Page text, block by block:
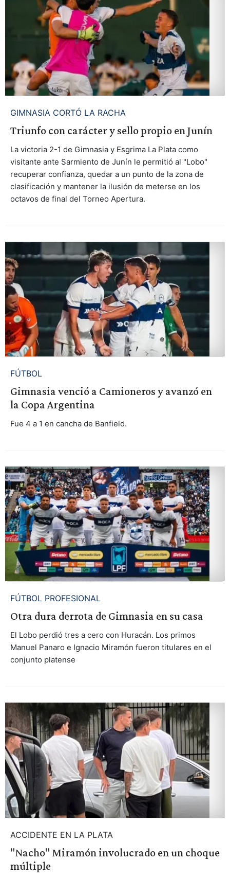
GIMNASIA CORTÓ LA RACHA
Triunfo con carácter y sello propio en Junín
La victoria 2-1 de Gimnasia y Esgrima La Plata como
visitante ante Sarmiento de Junín le permitió al "Lobo"
recuperar confianza, quedar a un punto de la zona de
clasificación y mantener la ilusión de meterse en los
octavos de final del Torneo Apertura.
FÚTBOL
Gimnasia venció a Camioneros y avanzó en
la Copa Argentina
Fue 4 a 1 en cancha de Banfield.
FÚTBOL PROFESIONAL
Otra dura derrota de Gimnasia en su casa
El Lobo perdió tres a cero con Huracán. Los primos
Manuel Panaro e Ignacio Miramón fueron titulares en el
conjunto platense
ACCIDENTE EN LA PLATA
"Nacho" Miramón involucrado en un choque
múltiple